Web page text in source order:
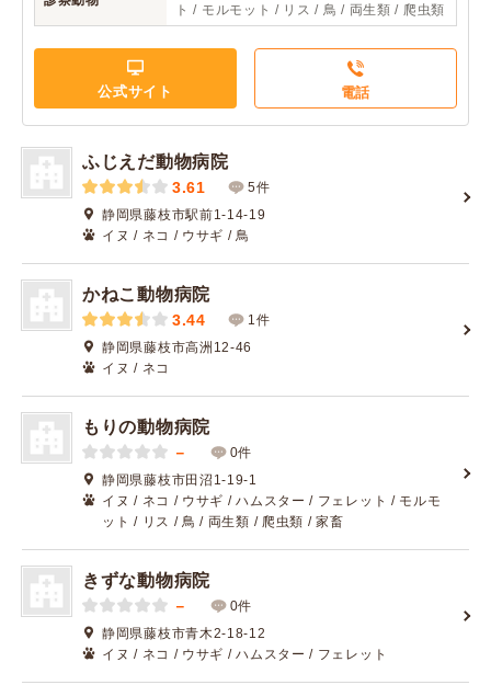
ト / モルモット / リス / 鳥 / 両生類 / 爬虫類
公式サイト 電話
ふじえだ動物病院
3.61
5件
静岡県藤枝市駅前1-14-19
イヌ / ネコ / ウサギ / 鳥
かねこ動物病院
3.44
1件
静岡県藤枝市高洲12-46
イヌ / ネコ
もりの動物病院
－
0件
静岡県藤枝市田沼1-19-1
イヌ / ネコ / ウサギ / ハムスター / フェレット / モルモ
ット / リス / 鳥 / 両生類 / 爬虫類 / 家畜
きずな動物病院
－
0件
静岡県藤枝市青木2-18-12
イヌ / ネコ / ウサギ / ハムスター / フェレット